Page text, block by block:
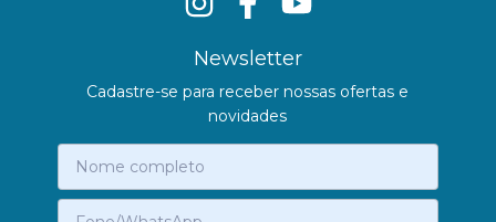
Newsletter
Cadastre-se para receber nossas ofertas e
novidades